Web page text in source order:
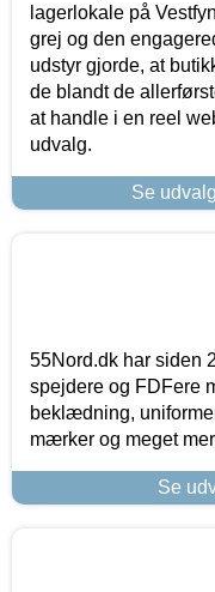
lagerlokale på
grej og den
udstyr gjorde, at
de blandt de
at handle i en reel
udvalg.
Se
55Nord.dk har siden
spejdere og FDFere
beklædning,
mærker og meget
Se